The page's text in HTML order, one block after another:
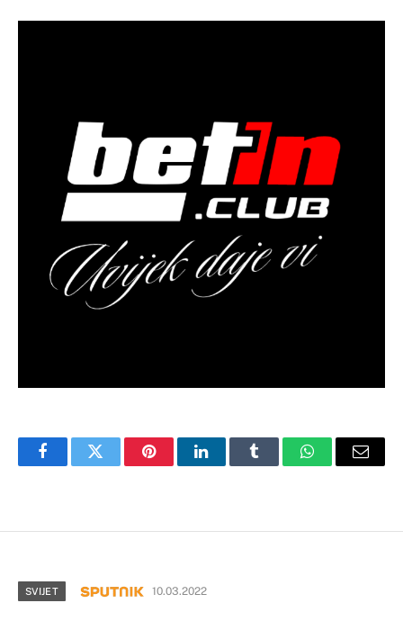
FacebookTwitter PinterestLinkedInTumblr WhatsAppEmail
SVIJET 10.03.2022